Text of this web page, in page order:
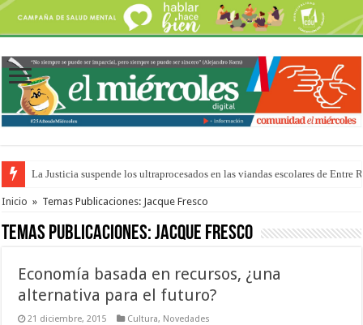
La Justicia suspende los ultraprocesados en las viandas escolares de Entre
Se presentará la obra “La Runfla de los Macanos”
Inicio » Temas Publicaciones: Jacque Fresco
Temas Publicaciones:Jacque Fresco
Economía basada en recursos, ¿una
alternativa para el futuro?
21 diciembre, 2015 Cultura, Novedades